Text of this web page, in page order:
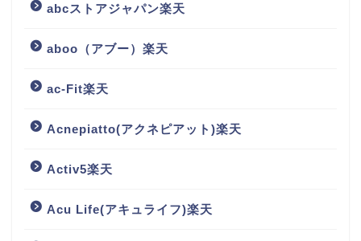
abcストアジャパン楽天
aboo（アブー）楽天
ac-Fit楽天
Acnepiatto(アクネピアット)楽天
Activ5楽天
Acu Life(アキュライフ)楽天